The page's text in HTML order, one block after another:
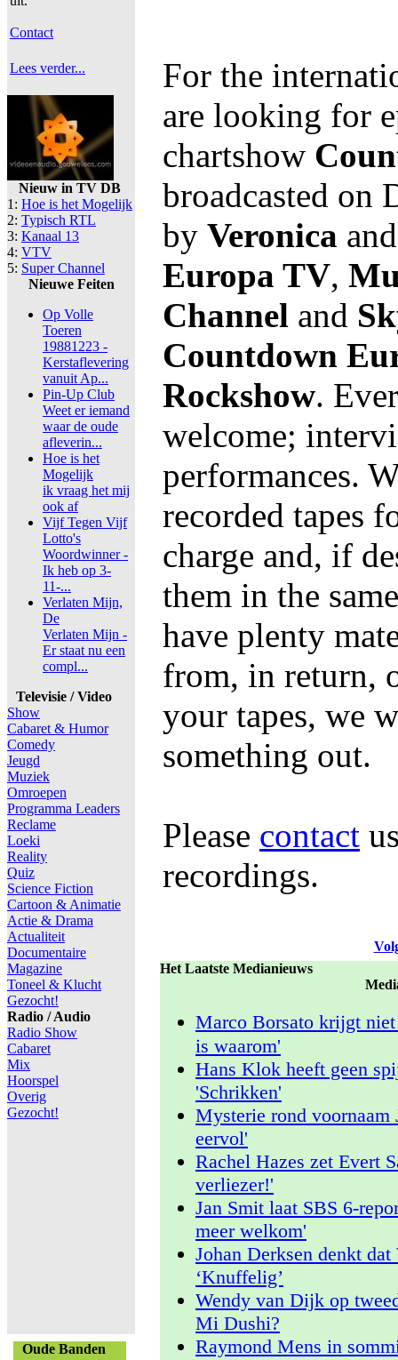
Contact
Lees verder...
Nieuw in TV DB
1: Hoe is het Mogelijk
2: Typisch RTL
3: Kanaal 13
4: VTV
5: Super Channel
Nieuwe Feiten
Op Volle
Toeren
19881223 -
Kerstaflevering
vanuit Ap...
Pin-Up Club
Weet er iemand
waar de oude
afleverin...
Hoe is het
Mogelijk
ik vraag het mij
ook af
Vijf Tegen Vijf
Lotto's
Woordwinner -
Ik heb op 3-
11-...
Verlaten Mijn,
De
Verlaten Mijn -
Er staat nu een
compl...
Televisie / Video
Show
Cabaret & Humor
Comedy
Jeugd
Muziek
Omroepen
Programma Leaders
Reclame
Loeki
Reality
Quiz
Science Fiction
Cartoon & Animatie
Actie & Drama
Actualiteit
Documentaire
Magazine
Toneel & Klucht
Gezocht!
Radio / Audio
Radio Show
Cabaret
Mix
Hoorspel
Overig
Gezocht!
Oude Banden
For the
are looking for
chartshow
broadcasted on
by Veronica
Europa TV,
Channel and
Countdown
Rockshow.
welcome;
performances.
recorded tapes
charge and, if
them in the
have plenty
from, in return,
your tapes, we
something out.
Please contact
recordings.
Het Laatste Medianieuws
Marco Borsato krijgt
is waarom'
Hans Klok heeft geen
'Schrikken'
Mysterie rond voornaam
eervol'
Rachel Hazes zet Evert
verliezer!'
Jan Smit laat SBS 6-
meer welkom'
Johan Derksen denkt
‘Knuffelig’
Wendy van Dijk op
Mi Dushi?
Raymond Mens in